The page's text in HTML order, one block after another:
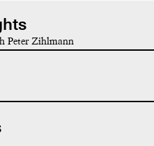
Peter Zihlmann